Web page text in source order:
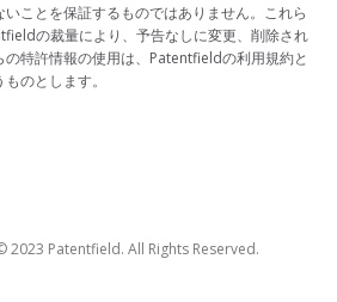
ことを保証するものではありません。これら
の裁量により、予告なしに変更、削除され
特許情報の使用は、Patentfieldの利用規約と
のとします。
2023 Patentfield. All Rights Reserved.